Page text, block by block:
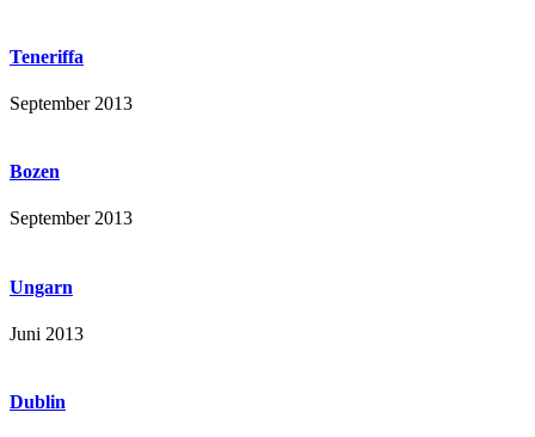
Teneriffa
September 2013
Bozen
September 2013
Ungarn
Juni 2013
Dublin